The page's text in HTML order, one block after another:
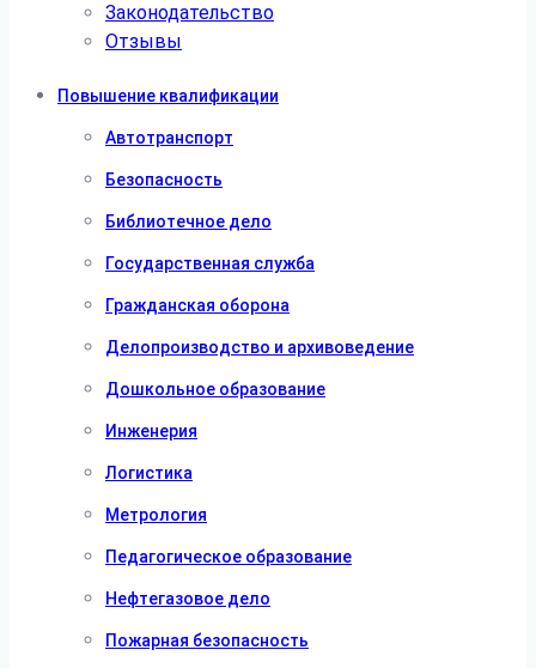
Законодательство
Отзывы
Повышение квалификации
Автотранспорт
Безопасность
Библиотечное дело
Государственная служба
Гражданская оборона
Делопроизводство и архивоведение
Дошкольное образование
Инженерия
Логистика
Метрология
Педагогическое образование
Нефтегазовое дело
Пожарная безопасность